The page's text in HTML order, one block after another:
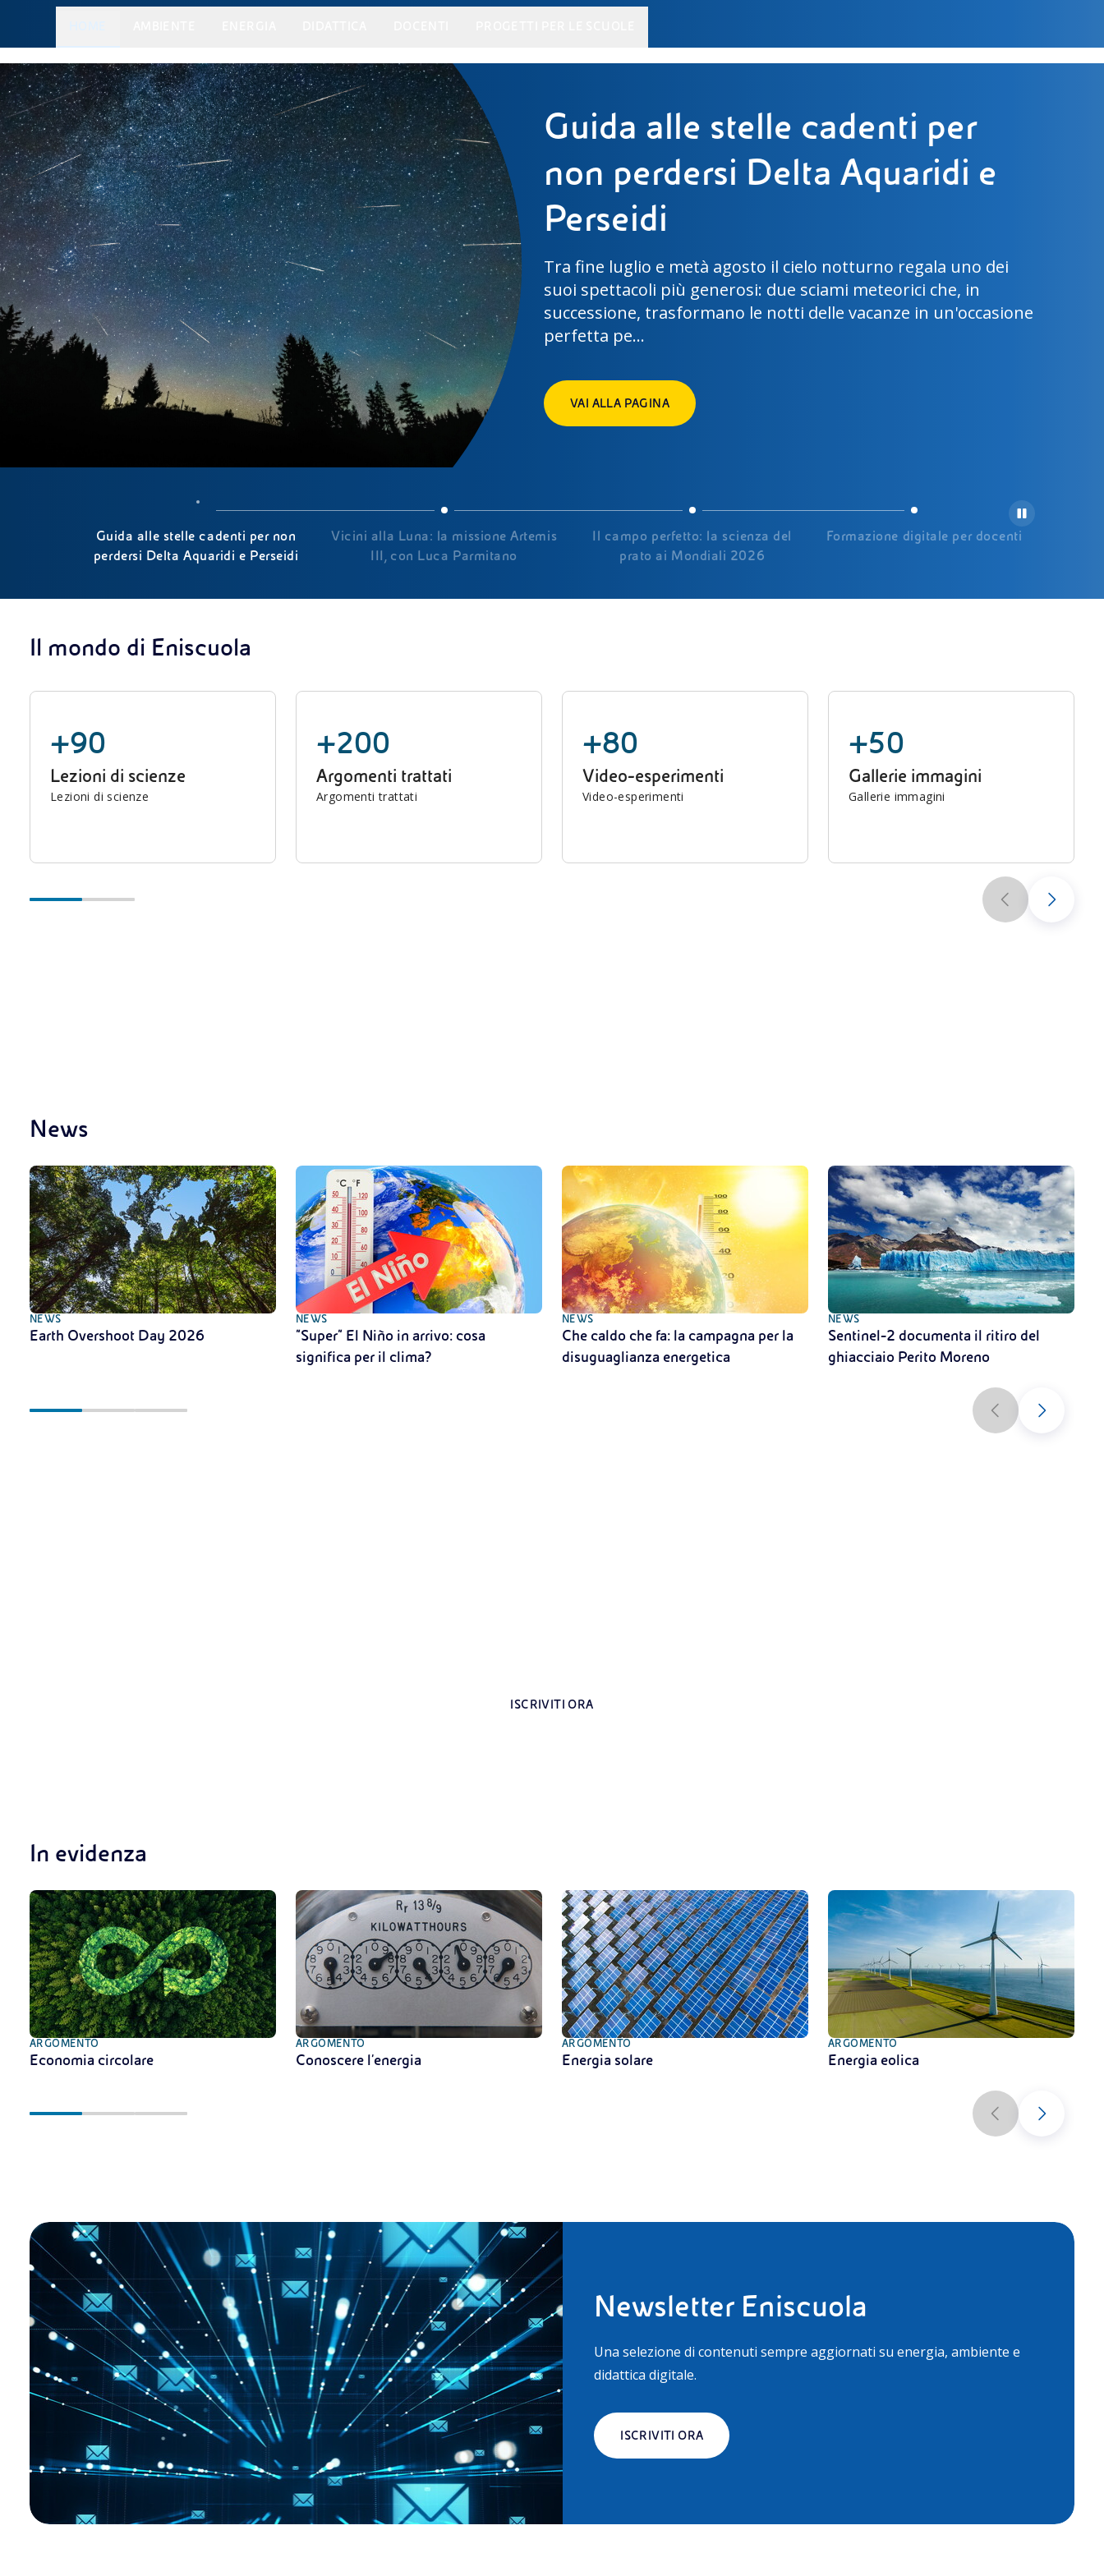
Vicini alla Luna: la missione
Artemis III, con Luca Parmitano
I 4 astronauti di Artemis III si preparano per la missione
spaziale che nel 2027 compirà uno dei passi più importanti
nella storia dell'esplorazione umana dello spazio.
Guida alle stelle cadenti per non
perdersi Delta Aquaridi e Perseidi
Vicini alla Luna: la missione Artemis
III, con Luca Parmitano
Il campo perfetto: la scienza del
prato ai Mondiali 2026
Formazione digitale per docenti
Il mondo di Eniscuola
+90
Lezioni di scienze
Lezioni di scienze
+200
Argomenti trattati
Argomenti trattati
+80
Video-esperimenti
Video-esperimenti
+50
Gallerie immagini
Gallerie immagini
News
NEWS
Earth Overshoot Day 2026
NEWS
"Super" El Niño in arrivo: cosa
significa per il clima?
NEWS
Che caldo che fa: la campagna per la
disuguaglianza energetica
NEWS
Sentinel-2 documenta il ritiro del
ghiacciaio Perito Moreno
ISCRIVITI ORA
In evidenza
ARGOMENTO
Economia circolare
ARGOMENTO
Conoscere l'energia
ARGOMENTO
Energia solare
ARGOMENTO
Energia eolica
Newsletter Eniscuola
Una selezione di contenuti sempre aggiornati su energia, ambiente e
didattica digitale.
ISCRIVITI ORA